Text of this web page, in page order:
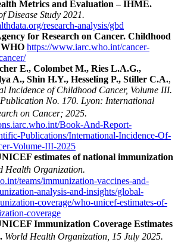
Metrics and Evaluation – IHME.
Disease Study 2021.
research-analysis/gbd
for Research on Cancer. Childhood
https://www.iarc.who.int/cancer-
E., Colombet M., Ries L.A.G.,
A., Shin H.Y., Hesseling P., Stiller C.A.,
Incidence of Childhood Cancer, Volume III.
No. 170. Lyon: International
on Cancer; 2025.
Book-And-Report-
Publications/International-Incidence-Of-
Volume-III-2025
estimates of national immunization
Health Organization.
teams/immunization-vaccines-and-
analysis-and-insights/global-
coverage/who-unicef-estimates-of-
coverage
Immunization Coverage Estimates
World Health Organization, 15 July 2025.